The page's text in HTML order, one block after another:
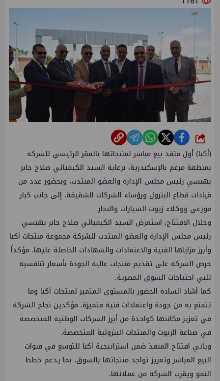
شارك
(أكبا) أول منفذ بيع مباشر لمنتجاتها بالمقر الرئيسي للشركة
بمنطقة مرغم بالإسكندرية، برعاية السيد الكيميائي صلاح جابر
بهنسي رئيس مجلس الإدارة والعضو المنتدب، وبحضور عدد من
قيادات قطاع البترول ورؤساء الشركات الشقيقة، إلى جانب كبار
موزعي ووكلاء زيوت السيارات والتجار.
وخلال الافتتاح، استعرض السيد الكيميائي صلاح جابر بهنسي
رئيس مجلس الإدارة والعضو المنتدب للشركة مجموعة منتجات أكبا
وأبرز مزاياها الفنية والاعتمادات والشهادات الحاصلة عليها، مؤكداً
حرص الشركة على تقديم منتجات عالية الجودة بأسعار تنافسية
تلبي احتياجات السوق المصرية.
كما أشاد السادة الحضور بالمستوى المتميز لمنتجات أكبا وما
تتمتع به من جودة واعتمادات فنية متميزة، مؤكدين نجاح الشركة
في تعزيز مكانتها كواحدة من أبرز الشركات الوطنية المتخصصة
في صناعة الزيوت والمنتجات البترولية المتخصصة.
ويأتي افتتاح المنفذ ضمن استراتيجية أكبا للتوسع في قنوات
البيع المباشر وتعزيز تواجد منتجاتها بالسوق، بما يدعم خطط
النمو ويقرب الشركة من عملائها.